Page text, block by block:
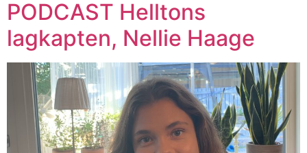
PODCAST Helltons
lagkapten, Nellie Haage